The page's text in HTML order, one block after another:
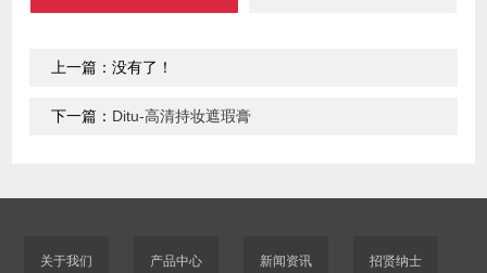
上一篇：没有了！
下一篇： Ditu-高清持妆遮瑕膏
关于我们 产品中心 新闻资讯 招贤纳士